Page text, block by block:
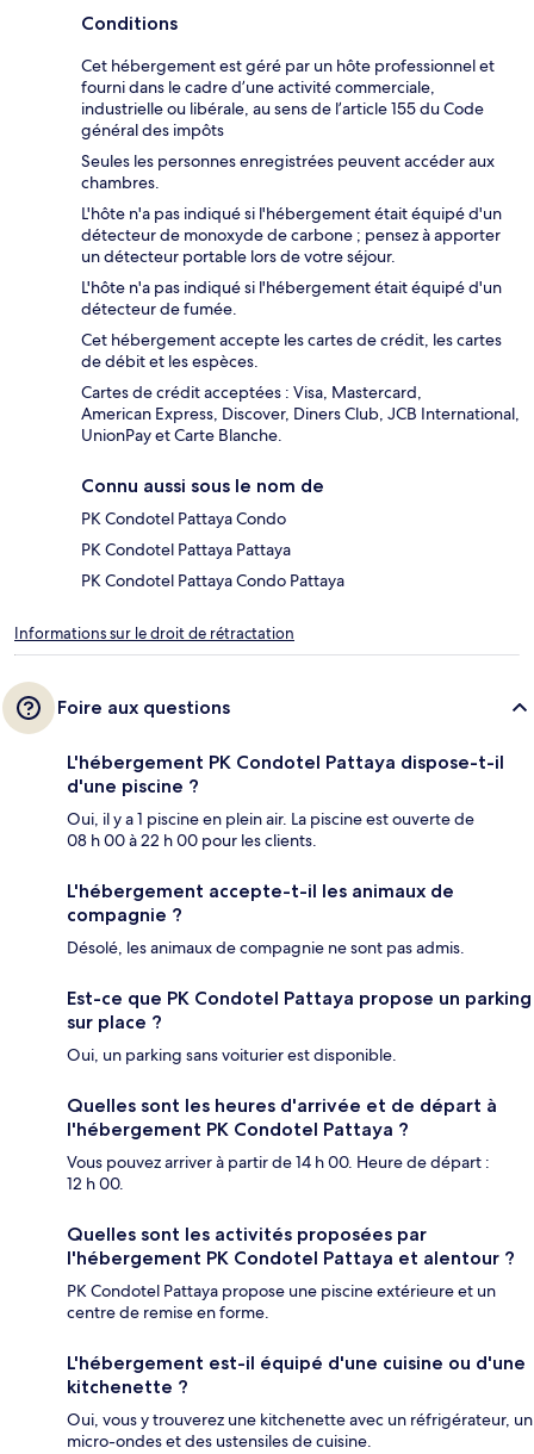
Conditions
Cet hébergement est géré par un hôte professionnel et
fourni dans le cadre d’une activité commerciale,
industrielle ou libérale, au sens de l’article 155 du Code
général des impôts
Seules les personnes enregistrées peuvent accéder aux
chambres.
L'hôte n'a pas indiqué si l'hébergement était équipé d'un
détecteur de monoxyde de carbone ; pensez à apporter
un détecteur portable lors de votre séjour.
L'hôte n'a pas indiqué si l'hébergement était équipé d'un
détecteur de fumée.
Cet hébergement accepte les cartes de crédit, les cartes
de débit et les espèces.
Cartes de crédit acceptées : Visa, Mastercard,
American Express, Discover, Diners Club, JCB International,
UnionPay et Carte Blanche.
Connu aussi sous le nom de
PK Condotel Pattaya Condo
PK Condotel Pattaya Pattaya
PK Condotel Pattaya Condo Pattaya
Informations sur le droit de rétractation
Foire aux questions
L'hébergement PK Condotel Pattaya dispose-t-il
d'une piscine ?
Oui, il y a 1 piscine en plein air. La piscine est ouverte de
08 h 00 à 22 h 00 pour les clients.
L'hébergement accepte-t-il les animaux de
compagnie ?
Désolé, les animaux de compagnie ne sont pas admis.
Est-ce que PK Condotel Pattaya propose un parking
sur place ?
Oui, un parking sans voiturier est disponible.
Quelles sont les heures d'arrivée et de départ à
l'hébergement PK Condotel Pattaya ?
Vous pouvez arriver à partir de 14 h 00. Heure de départ :
12 h 00.
Quelles sont les activités proposées par
l'hébergement PK Condotel Pattaya et alentour ?
PK Condotel Pattaya propose une piscine extérieure et un
centre de remise en forme.
L'hébergement est-il équipé d'une cuisine ou d'une
kitchenette ?
Oui, vous y trouverez une kitchenette avec un réfrigérateur, un
micro-ondes et des ustensiles de cuisine.